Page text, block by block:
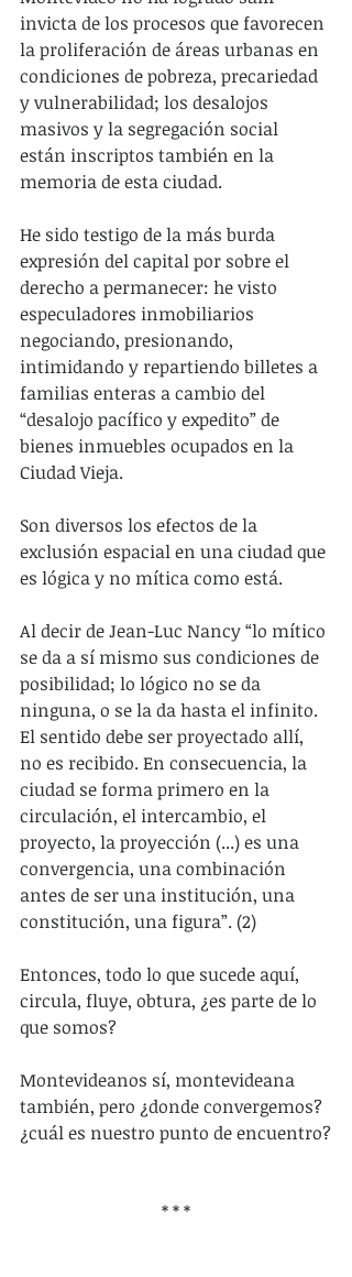
invicta de los procesos que favorecen
la proliferación de áreas urbanas en
condiciones de pobreza, precariedad
y vulnerabilidad; los desalojos
masivos y la segregación social
están inscriptos también en la
memoria de esta ciudad.
He sido testigo de la más burda
expresión del capital por sobre el
derecho a permanecer: he visto
especuladores inmobiliarios
negociando, presionando,
intimidando y repartiendo billetes a
familias enteras a cambio del
“desalojo pacífico y expedito” de
bienes inmuebles ocupados en la
Ciudad Vieja.
Son diversos los efectos de la
exclusión espacial en una ciudad que
es lógica y no mítica como está.
Al decir de Jean-Luc Nancy “lo mítico
se da a sí mismo sus condiciones de
posibilidad; lo lógico no se da
ninguna, o se la da hasta el infinito.
El sentido debe ser proyectado allí,
no es recibido. En consecuencia, la
ciudad se forma primero en la
circulación, el intercambio, el
proyecto, la proyección (...) es una
convergencia, una combinación
antes de ser una institución, una
constitución, una figura”. (2)
Entonces, todo lo que sucede aquí,
circula, fluye, obtura, ¿es parte de lo
que somos?
Montevideanos sí, montevideana
también, pero ¿donde convergemos?
¿cuál es nuestro punto de encuentro?
* * *